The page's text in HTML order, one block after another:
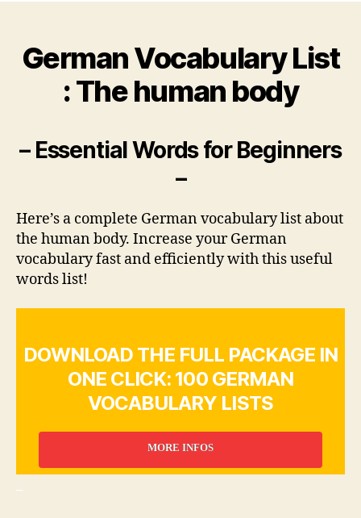
German Vocabulary List
: The human body
– Essential Words for Beginners
–
Here’s a complete German vocabulary list about
the human body. Increase your German
vocabulary fast and efficiently with this useful
words list!
DOWNLOAD THE FULL PACKAGE IN
ONE CLICK: 100 GERMAN
VOCABULARY LISTS
MORE INFOS